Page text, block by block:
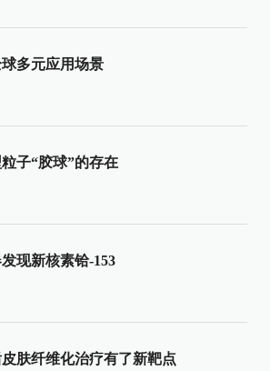
多元应用场景
子“胶球”的存在
现新核素铪-153
肤纤维化治疗有了新靶点